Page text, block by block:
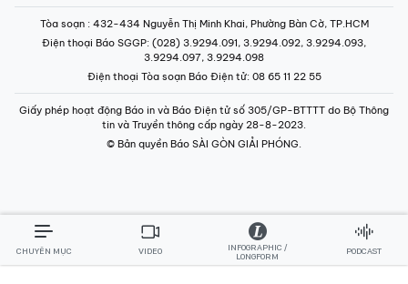
Tòa soạn : 432-434 Nguyễn Thị Minh Khai, Phường Bàn Cờ, TP.HCM
Điện thoại Báo SGGP: (028) 3.9294.091, 3.9294.092, 3.9294.093,
3.9294.097, 3.9294.098
Điện thoại Tòa soạn Báo Điện tử: 08 65 11 22 55
Giấy phép hoạt động Báo in và Báo Điện tử số 305/GP-BTTTT do Bộ Thông
tin và Truyền thông cấp ngày 28-8-2023.
© Bản quyền Báo SÀI GÒN GIẢI PHÓNG.
CHUYÊN MỤC VIDEO
INFOGRAPHIC /
LONGFORM
PODCAST